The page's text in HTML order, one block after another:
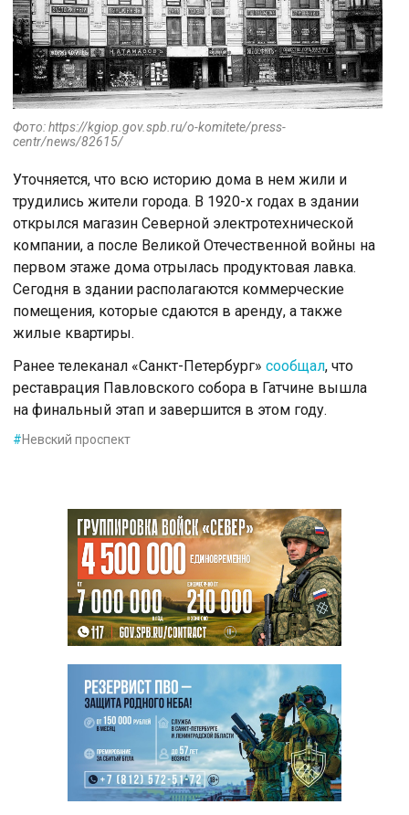
Фото: https://kgiop.gov.spb.ru/o-komitete/press-
centr/news/82615/
Уточняется, что всю историю дома в нем жили и
трудились жители города. В 1920-х годах в здании
открылся магазин Северной электротехнической
компании, а после Великой Отечественной войны на
первом этаже дома отрылась продуктовая лавка.
Сегодня в здании располагаются коммерческие
помещения, которые сдаются в аренду, а также
жилые квартиры.
Ранее телеканал «Санкт-Петербург» сообщал, что
реставрация Павловского собора в Гатчине вышла
на финальный этап и завершится в этом году.
#Невский проспект